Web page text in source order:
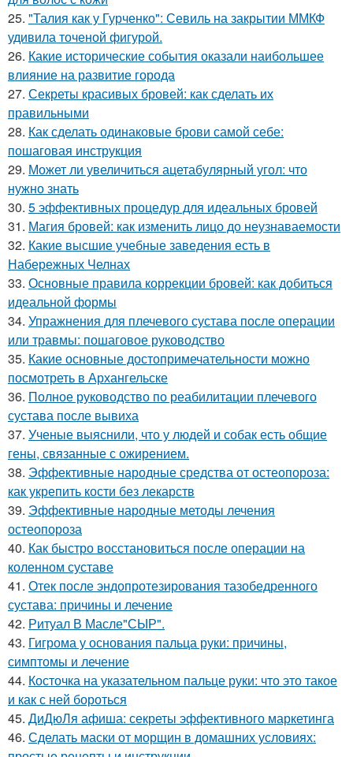
25. "Талия как у Гурченко": Севиль на закрытии ММКФ
удивила точеной фигурой.
26. Какие исторические события оказали наибольшее
влияние на развитие города
27. Секреты красивых бровей: как сделать их
правильными
28. Как сделать одинаковые брови самой себе:
пошаговая инструкция
29. Может ли увеличиться ацетабулярный угол: что
нужно знать
30. 5 эффективных процедур для идеальных бровей
31. Магия бровей: как изменить лицо до неузнаваемости
32. Какие высшие учебные заведения есть в
Набережных Челнах
33. Основные правила коррекции бровей: как добиться
идеальной формы
34. Упражнения для плечевого сустава после операции
или травмы: пошаговое руководство
35. Какие основные достопримечательности можно
посмотреть в Архангельске
36. Полное руководство по реабилитации плечевого
сустава после вывиха
37. Ученые выяснили, что у людей и собак есть общие
гены, связанные с ожирением.
38. Эффективные народные средства от остеопороза:
как укрепить кости без лекарств
39. Эффективные народные методы лечения
остеопороза
40. Как быстро восстановиться после операции на
коленном суставе
41. Отек после эндопротезирования тазобедренного
сустава: причины и лечение
42. Ритуал В Масле"СЫР".
43. Гигрома у основания пальца руки: причины,
симптомы и лечение
44. Косточка на указательном пальце руки: что это такое
и как с ней бороться
45. ДиДюЛя афиша: секреты эффективного маркетинга
46. Сделать маски от морщин в домашних условиях: